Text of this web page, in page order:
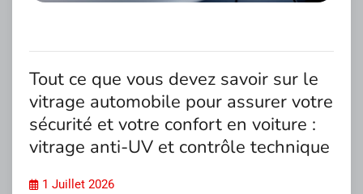
Tout ce que vous devez savoir sur le
vitrage automobile pour assurer votre
sécurité et votre confort en voiture :
vitrage anti-UV et contrôle technique
1 Juillet 2026